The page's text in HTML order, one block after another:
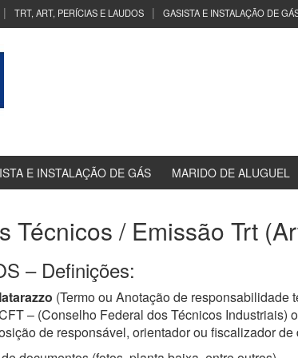
TRT, ART, PERÍCIAS E LAUDOS GASISTA E INSTALAÇÃO DE
E INSTALAÇÃO DE GÁS MARIDO DE ALUGUEL
Técnicos / Emissão Trt
– Definições:
(Termo ou Anotação de responsabilidade
– (Conselho Federal dos Técnicos
de responsável, orientador ou fiscalizador de